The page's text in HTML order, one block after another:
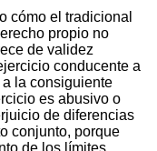
cómo el tradicional
propio no
de validez
conducente a
la consiguiente
es abusivo o
de diferencias
conjunto, porque
de los límites